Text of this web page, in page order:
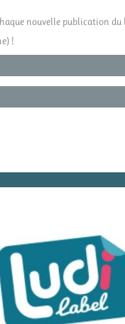
nouvelle publication du
!